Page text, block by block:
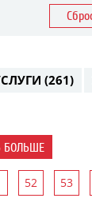
(261)
БОЛЬШЕ
52 53